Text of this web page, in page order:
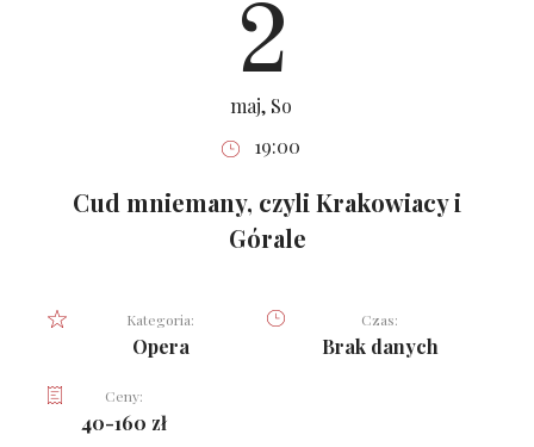
2
maj, So
19:00
Cud mniemany, czyli Krakowiacy i
Górale
Kategoria:
Opera
Czas:
Brak danych
Ceny:
40-160 zł